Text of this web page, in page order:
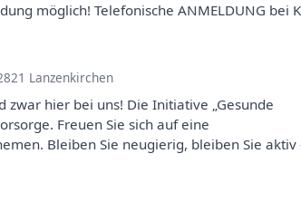
möglich! Telefonische ANMELDUNG bei
Lanzenkirchen
zwar hier bei uns! Die Initiative „Gesunde
Freuen Sie sich auf eine
Bleiben Sie neugierig, bleiben Sie aktiv